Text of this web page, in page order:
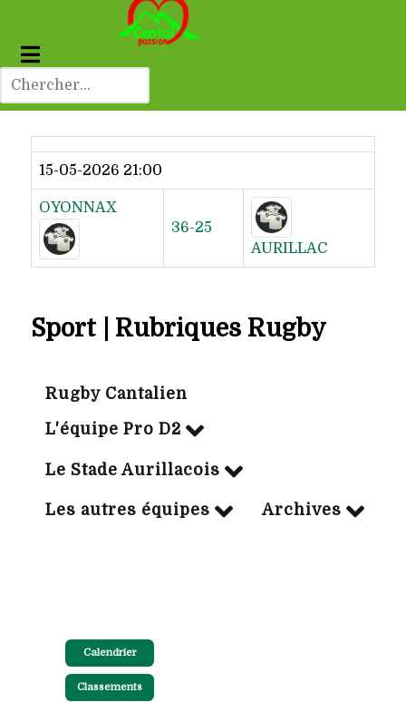
Dernier résultat
15-05-2026 21:00
OYONNAX
36-25
AURILLAC
Sport | Rubriques Rugby
Rugby Cantalien
L'équipe Pro D2
Le Stade Aurillacois
Les autres équipes Archives
Calendrier
Classements